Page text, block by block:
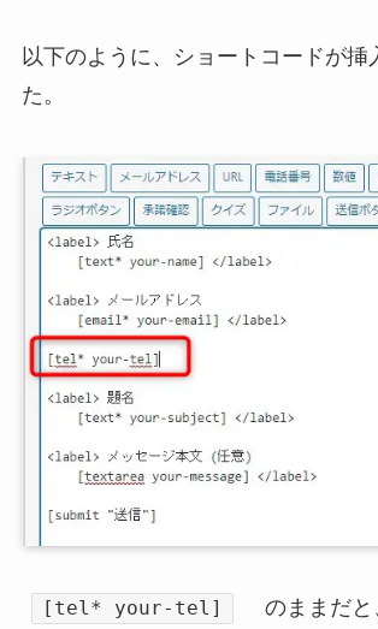
以下のように、ショートコードが挿
た。
[tel* your-tel]
のままだと